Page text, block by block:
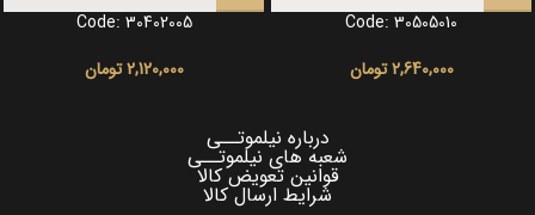
Code: 30505010
2,640,000 تومان
Code: 30402005
2,120,000 تومان
درباره نیلموتــی
شعبه های نیلموتــی
قوانین تعویض کالا
شرایط ارسال کالا